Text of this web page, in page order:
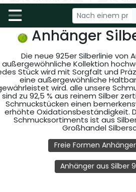
Anhänger
Die neue 925er Silberlinie von
außergewöhnliche Kollektion
Stück wird mit Sorgfalt und
eine außergewöhnliche
wird. alle unsere
sind zu 92,5 % aus reinem Silber
Schmuckstücken einen
erhöhte Oxidationsbeständigkeit.
Schmucksortiments ist aus
Großhandel
Freie Formen
Anhänger aus Silber